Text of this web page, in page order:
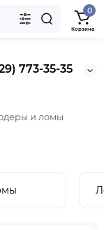
773-35-35
0
Корзина
и ломы